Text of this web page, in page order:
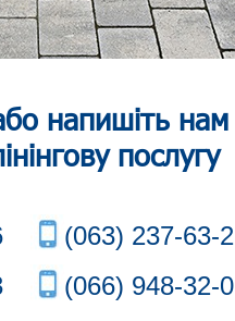
напишіть
послугу
(063) 237-63-
(066) 948-32-